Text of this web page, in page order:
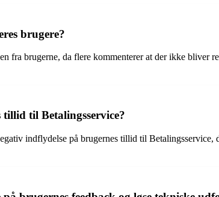
brugere?
fra brugerne, da flere kommenterer at der ikke bliver
til Betalingsservice?
indflydelse på brugernes tillid til